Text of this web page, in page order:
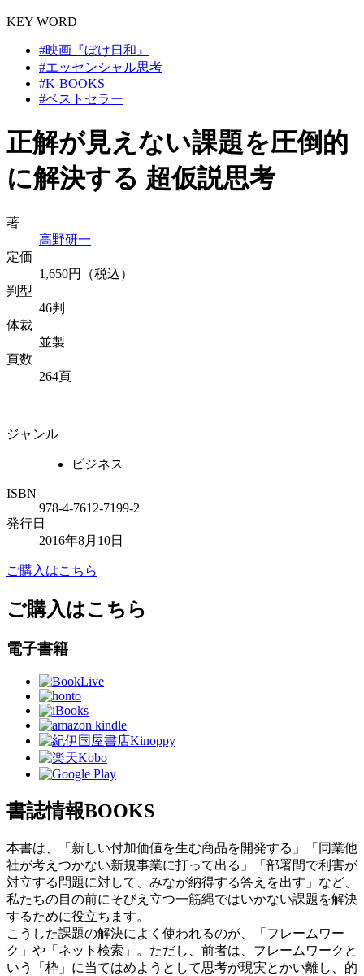
KEY WORD
#映画『ぼけ日和』
#エッセンシャル思考
#K-BOOKS
#ベストセラー
正解が見えない課題を圧倒的
に解決する 超仮説思考
著
高野研一
定価
1,650円（税込）
判型
46判
体裁
並製
頁数
264頁
ジャンル
ビジネス
ISBN
978-4-7612-7199-2
発行日
2016年8月10日
ご購入はこちら
ご購入はこちら
電子書籍
書誌情報BOOKS
本書は、「新しい付加価値を生む商品を開発する」「同業他
社が考えつかない新規事業に打って出る」「部署間で利害が
対立する問題に対して、みなが納得する答えを出す」など、
私たちの目の前にそびえ立つ一筋縄ではいかない課題を解決
するために役立ちます。
こうした課題の解決によく使われるのが、「フレームワー
ク」や「ネット検索」。ただし、前者は、フレームワークと
いう「枠」に当てはめようとして思考が現実とかい離し、的